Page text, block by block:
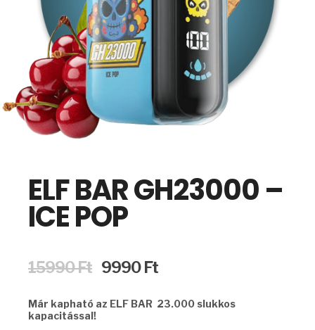
ELF BAR GH23000 –
ICE POP
15990Ft Original
15990 Ft.
9990 FtCurrent
9990 Ft.
Már kapható az ELF BAR 23.000 slukkos
kapacitással!